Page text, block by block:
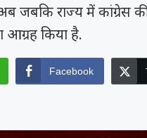
जबकि राज्य में कांग्रेस
किया है.
Facebook